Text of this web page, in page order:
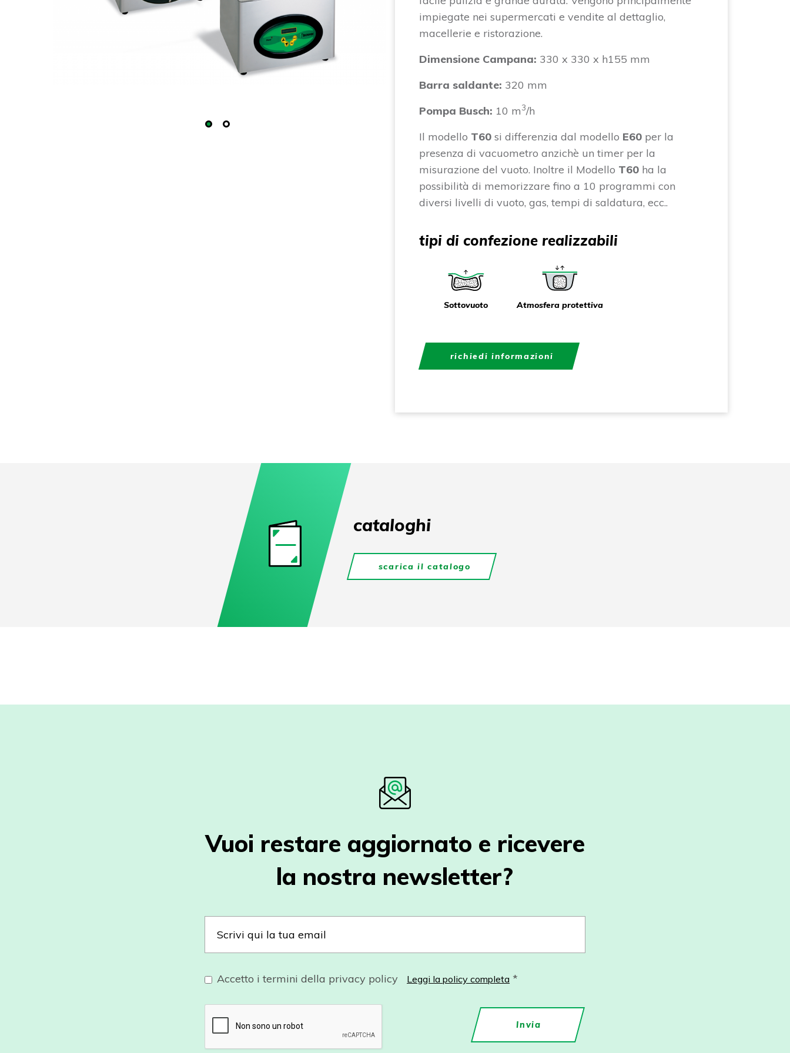
impiegate nei supermercati e vendite al dettaglio,
macellerie e ristorazione.
Dimensione Campana: 330 x 330 x h155 mm
Barra saldante: 320 mm
Pompa Busch: 10 m3/h
Il modello T60 si differenzia dal modello E60 per la
presenza di vacuometro anzichè un timer per la
misurazione del vuoto. Inoltre il Modello T60 ha la
possibilità di memorizzare fino a 10 programmi con
diversi livelli di vuoto, gas, tempi di saldatura, ecc..
tipi di confezione realizzabili
Sottovuoto Atmosfera protettiva
richiedi informazioni
cataloghi
scarica il catalogo
Vuoi restare aggiornato e ricevere
la nostra newsletter?
Accetto i termini della privacy policy Leggi la policy completa *